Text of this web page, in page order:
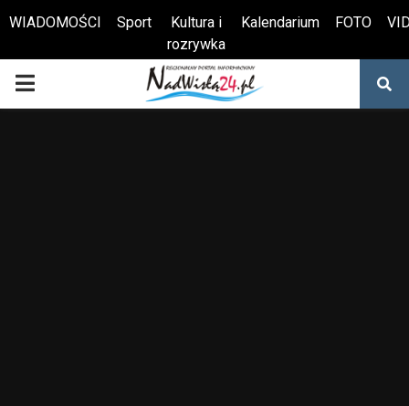
Otwórz pasek narzędzi
WIADOMOŚCI Sport
Kultura i
rozrywka
Kalendarium FOTO
PRIMARY